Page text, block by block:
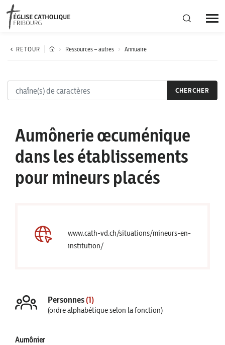
Région diocésaine
Actualités
RETOUR Ressources – autres Annuaire
CHERCHER
Aumônerie œcuménique
dans les établissements
pour mineurs placés
www.cath-vd.ch/situations/mineurs-en-
institution/
Personnes(1)
(ordre alphabétique selon la fonction)
Aumônier